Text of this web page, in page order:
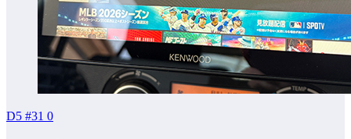
D5 #31 0